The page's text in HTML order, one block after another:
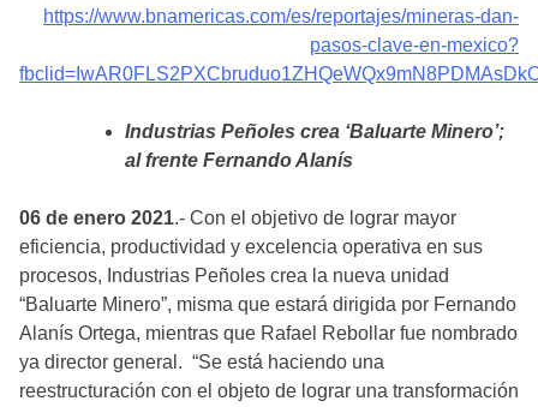
https://www.bnamericas.com/es/reportajes/mineras-dan-
pasos-clave-en-mexico?
Industrias Peñoles crea ‘Baluarte Minero’;
al frente Fernando Alanís
06 de enero 2021.- Con el objetivo de lograr mayor
eficiencia, productividad y excelencia operativa en sus
procesos, Industrias Peñoles crea la nueva unidad
“Baluarte Minero”, misma que estará dirigida por Fernando
Alanís Ortega, mientras que Rafael Rebollar fue nombrado
ya director general. “Se está haciendo una
reestructuración con el objeto de lograr una transformación